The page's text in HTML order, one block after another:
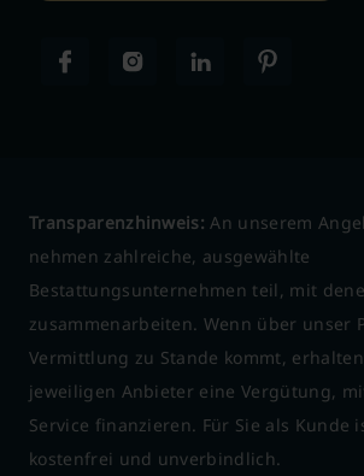
Transparenzhinweis: An unserem
nehmen zahlreiche, ausgewählte
Bestattungsunternehmen teil, mit
zusammenarbeiten. Wenn über unser
Vermittlung zu Stande kommt,
jeweiligen Anbieter eine Vergütung,
Service finanzieren. Für Sie als Kunde
kostenfrei und unverbindlich.